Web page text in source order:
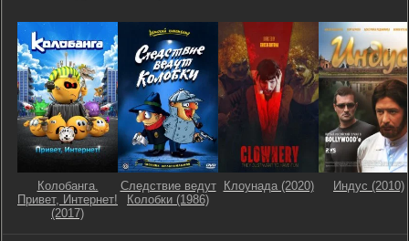
Колобанга.
Привет, Интернет!
(2017)
Следствие ведут
Колобки (1986)
Клоунада (2020) Индус (2010)